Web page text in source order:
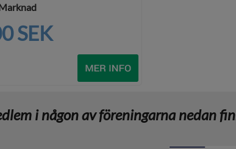
SEK
i någon av föreningarna nedan